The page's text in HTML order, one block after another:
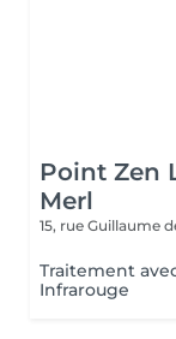
Point Zen
Merl
15, rue Guillaume
Traitement
Infrarouge